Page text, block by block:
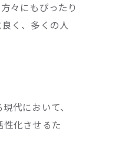
々にもぴったり
く、多くの人
代において、
化させるた